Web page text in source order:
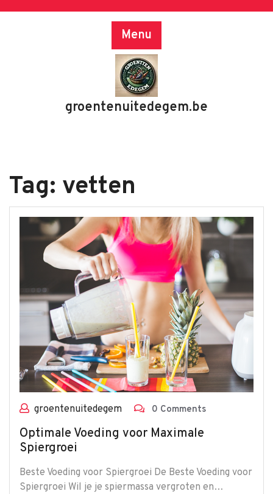
Menu
groentenuitedegem.be
Tag: vetten
groentenuitedegem 0 Comments
Optimale Voeding voor Maximale
Spiergroei
Beste Voeding voor Spiergroei De Beste Voeding voor
Spiergroei Wil je je spiermassa vergroten en…